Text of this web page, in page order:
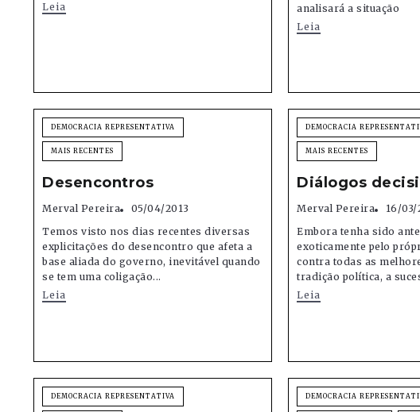
Leia
analisará a situação
Leia
DEMOCRACIA REPRESENTATIVA
MAIS RECENTES
Desencontros
Merval Pereira
05/04/2013
Temos visto nos dias recentes diversas
explicitações do desencontro que afeta a
base aliada do governo, inevitável quando
se tem uma coligação...
Leia
DEMOCRACIA
MAIS RECENTES
Diálogos
Merval Pereira
16/03/
Embora tenha sido
exoticamente pelo
contra todas as
tradição política, a
Leia
DEMOCRACIA REPRESENTATIVA DEMOCRACIA